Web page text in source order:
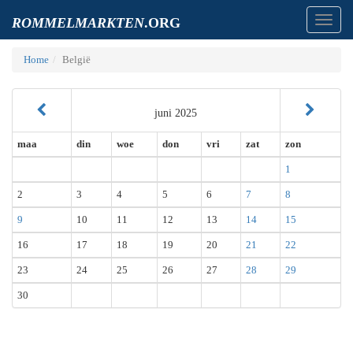
ROMMELMARKTEN.ORG
Home België
juni 2025
maa din woe don vri zat zon
1
2 3 4 5 6 7 8
9 10 11 12 13 14 15
16 17 18 19 20 21 22
23 24 25 26 27 28 29
30